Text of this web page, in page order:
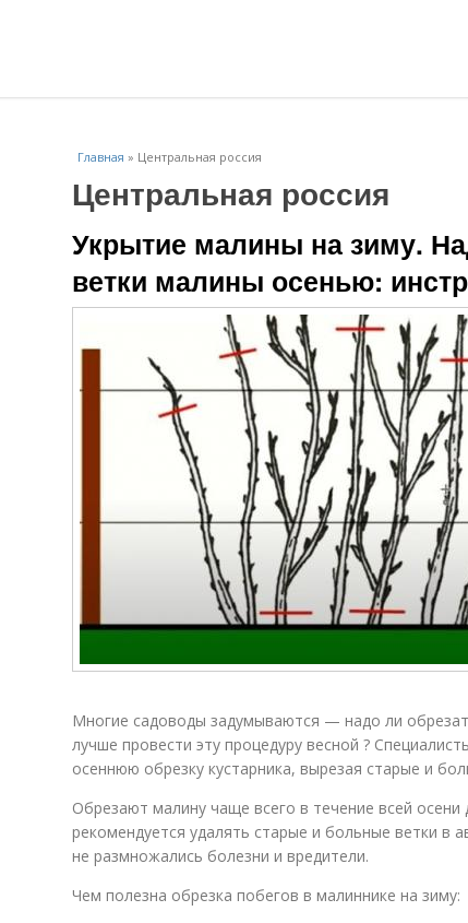
Главная » Центральная россия
Центральная россия
Укрытие малины на зиму.
ветки малины осенью:
Многие садоводы задумываются — надо ли
лучше провести эту процедуру весной ?
осеннюю обрезку кустарника, вырезая старые и
Обрезают малину чаще всего в течение всей
рекомендуется удалять старые и больные ветки в
не размножались болезни и вредители.
Чем полезна обрезка побегов в малиннике на зиму: